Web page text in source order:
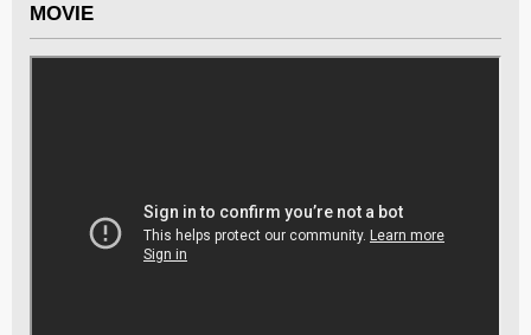
MOVIE